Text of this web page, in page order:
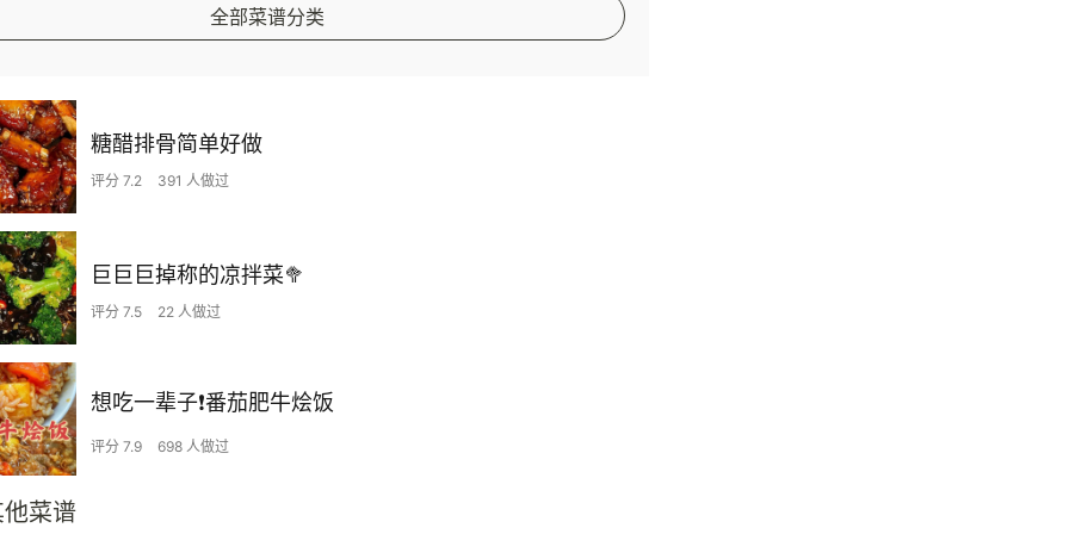
全部菜谱分类
糖醋排骨简单好做
评分 7.2 391 人做过
巨巨巨掉称的凉拌菜🥦
评分 7.5 22 人做过
想吃一辈子❗️番茄肥牛烩饭
评分 7.9 698 人做过
菜谱